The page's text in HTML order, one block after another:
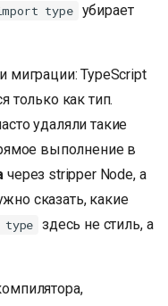
type убирает
миграции: TypeScript
только как тип.
удаляли такие
выполнение в
через stripper Node, а
сказать, какие
type здесь не стиль, а